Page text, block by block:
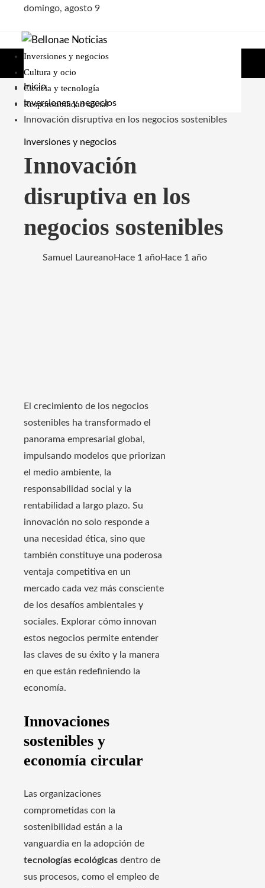
domingo, agosto 9
Inversiones y negocios
Cultura y ocio
Ciencia y tecnología
Responsabilidad social
Inicio
Inversiones y negocios
Innovación disruptiva en los negocios sostenibles
Inversiones y negocios
Innovación
disruptiva en los
negocios sostenibles
Samuel LaureanoHace 1 añoHace 1 año
El crecimiento de los negocios
sostenibles ha transformado el
panorama empresarial global,
impulsando modelos que priorizan
el medio ambiente, la
responsabilidad social y la
rentabilidad a largo plazo. Su
innovación no solo responde a
una necesidad ética, sino que
también constituye una poderosa
ventaja competitiva en un
mercado cada vez más consciente
de los desafíos ambientales y
sociales. Explorar cómo innovan
estos negocios permite entender
las claves de su éxito y la manera
en que están redefiniendo la
economía.
Innovaciones
sostenibles y
economía circular
Las organizaciones
comprometidas con la
sostenibilidad están a la
vanguardia en la adopción de
tecnologías ecológicas dentro de
sus procesos, como el empleo de